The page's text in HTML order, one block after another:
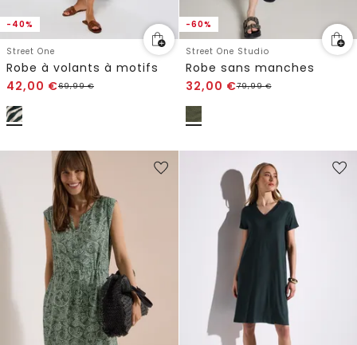
-40%
Street One
Robe à volants à motifs
42,00 €69,99€
-60%
Street One Studio
Robe sans manches
32,00 €79,99€